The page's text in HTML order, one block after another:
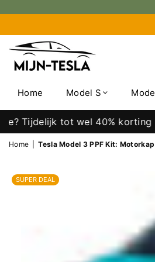
TESLA
Home Model S
tot wel 40% korting op
Home Tesla Model 3 PPF Kit:
SUPER DEAL